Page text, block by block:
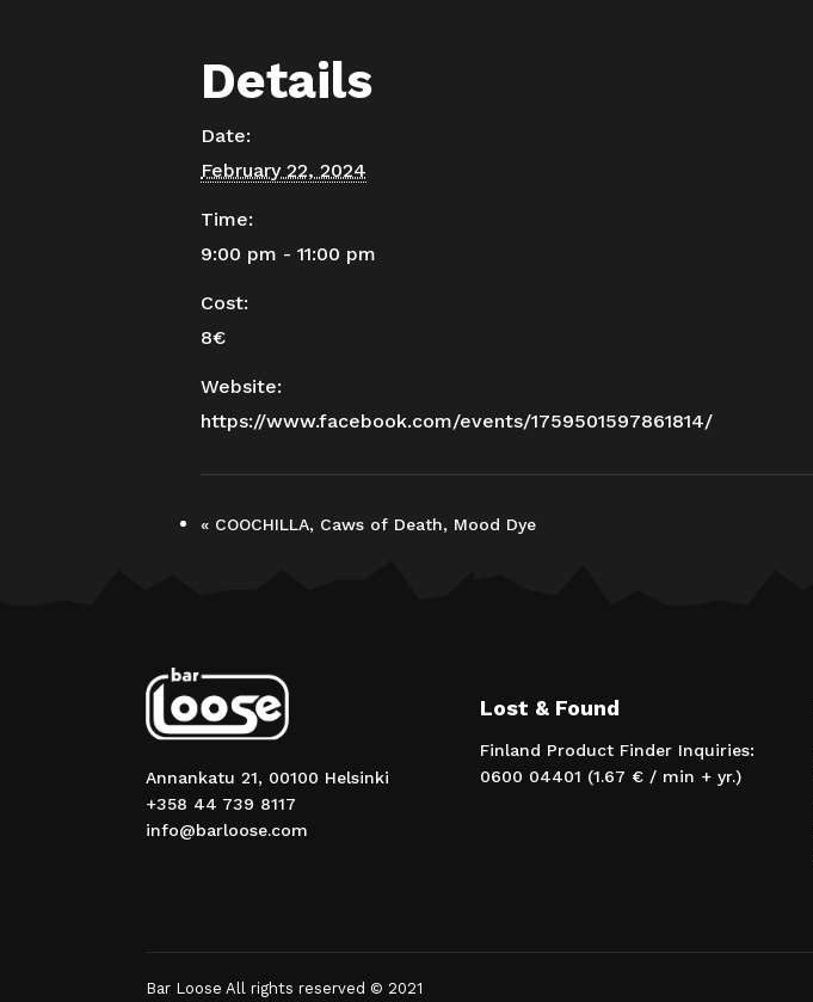
Details
Date:
February 22, 2024
Time:
9:00 pm - 11:00 pm
Cost:
8€
Website:
https://www.facebook.com/events/1759501597861814/
« COOCHILLA, Caws of Death, Mood Dye
Annankatu 21, 00100 Helsinki
+358 44 739 8117
info@barloose.com
Lost & Found
Finland Product Finder Inquiries:
0600 04401 (1.67 € / min + yr.)
Bar Loose All rights reserved © 2021